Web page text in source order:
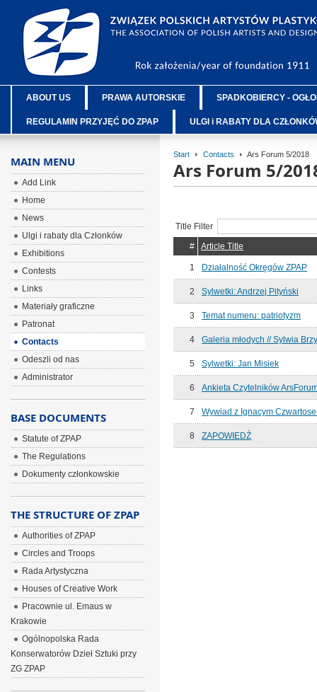
ABOUT US PRAWA AUTORSKIE SPADKOBIERCY -
REGULAMIN PRZYJĘĆ DO ZPAP ULGI i RABATY DLA
Start Contacts Ars Forum 5/2018
Ars Forum 5/
Title Filter
#
Article Title
1 Działalność Okręgów ZPAP
2 Sylwetki: Andrzej Pityński
3 Temat numeru: patriotyzm
4 Galeria młodych // Sylwia
5 Sylwetki: Jan Misiek
6 Ankieta Czytelników
7 Wywiad z Ignacym
8 ZAPOWIEDŹ
MAIN MENU
Add Link
Home
News
Ulgi i rabaty dla Członków
Exhibitions
Contests
Links
Materiały graficzne
Patronat
Contacts
Odeszli od nas
Administrator
BASE DOCUMENTS
Statute of ZPAP
The Regulations
Dokumenty członkowskie
THE STRUCTURE OF ZPAP
Authorities of ZPAP
Circles and Troops
Rada Artystyczna
Houses of Creative Work
Pracownie ul. Emaus w
Krakowie
Ogólnopolska Rada
Konserwatorów Dzieł Sztuki przy
ZG ZPAP